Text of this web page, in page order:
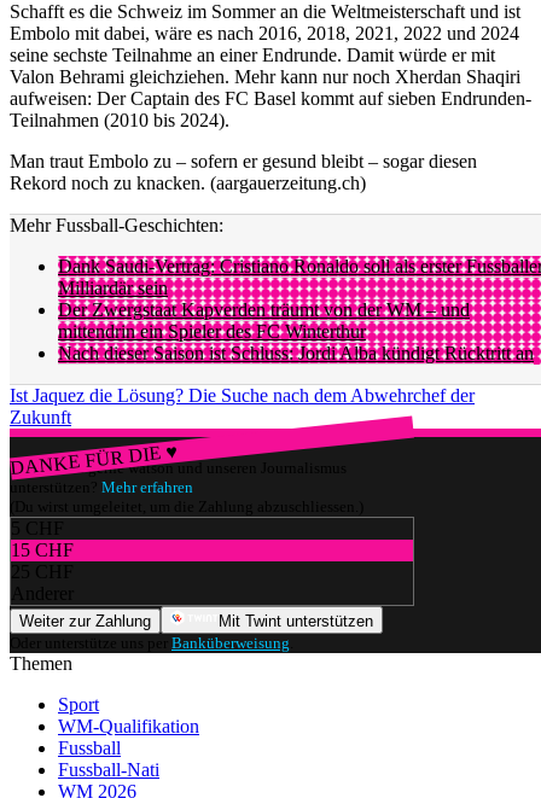
Schafft es die Schweiz im Sommer an die Weltmeisterschaft und ist
Embolo mit dabei, wäre es nach 2016, 2018, 2021, 2022 und 2024
seine sechste Teilnahme an einer Endrunde. Damit würde er mit
Valon Behrami gleichziehen. Mehr kann nur noch Xherdan Shaqiri
aufweisen: Der Captain des FC Basel kommt auf sieben Endrunden-
Teilnahmen (2010 bis 2024).
Man traut Embolo zu – sofern er gesund bleibt – sogar diesen
Rekord noch zu knacken. (aargauerzeitung.ch)
Mehr Fussball-Geschichten:
Dank Saudi-Vertrag: Cristiano Ronaldo soll als erster
Milliardär sein
Der Zwergstaat Kapverden träumt von der WM – und
mittendrin ein Spieler des FC Winterthur
Nach dieser Saison ist Schluss: Jordi Alba kündigt Rücktritt an
Ist Jaquez die Lösung? Die Suche nach dem Abwehrchef der
Zukunft
DANKE FÜR DIE ♥
Würdest du gerne watson und unseren Journalismus
unterstützen? Mehr erfahren
(Du wirst umgeleitet, um die Zahlung abzuschliessen.)
5 CHF
15 CHF
25 CHF
Anderer
Weiter zur Zahlung
Mit Twint unterstützen
Oder unterstütze uns per Banküberweisung
Themen
Sport
WM-Qualifikation
Fussball
Fussball-Nati
WM 2026